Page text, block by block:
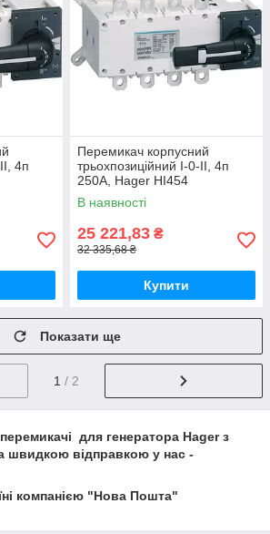
4п
Перемикач корпусний
трьохпозиційний I-0-II, 4п
250А, Hager HI454
В наявності
25 221,83 ₴
32 335,68 ₴
Купити
Показати ще
1 / 2
для генератора Hager з
швидкою відправкою у нас -
компанією "Нова Пошта"